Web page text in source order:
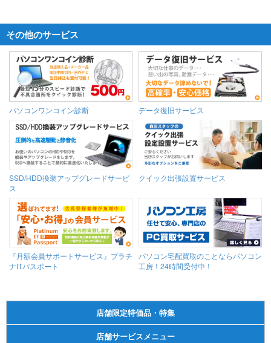
その他のサービス
パソコンワンコイン診断 データ復旧サービス
SSD/HDD換装アップグレードサービ
ス
クイック出張設置サービス
『月額会員サポートサービス』プラチ
ナITパスポート
パソコン宅配買取のことならパソコン
工房！24時間受付中！
店舗限定特価品・特集
店舗サービスメニュー